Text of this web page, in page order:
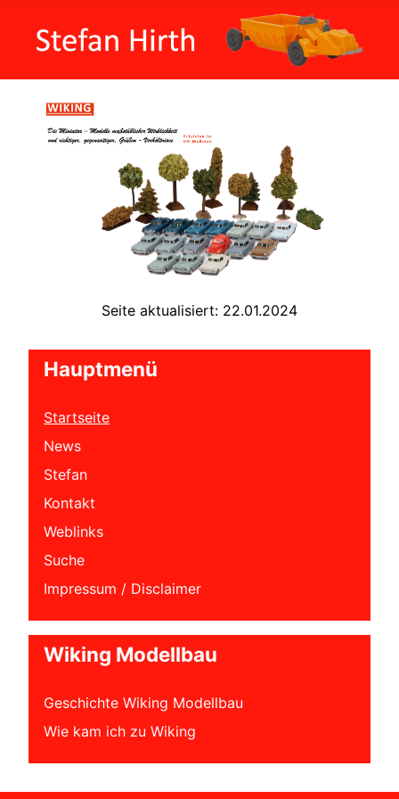
Hauptmenü
Startseite
News
Stefan
Kontakt
Weblinks
Suche
Impressum / Disclaimer
Wiking Modellbau
Geschichte Wiking Modellbau
Wie kam ich zu Wiking
Seite aktualisiert: 22.01.2024